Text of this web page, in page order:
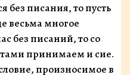
без писания, то пусть
весьма многое
без писаний, то со
принимаем и сие.